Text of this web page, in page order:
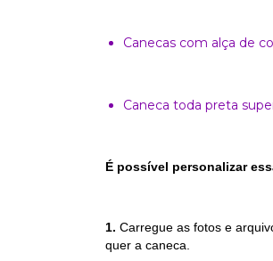
Canecas com alça de
Caneca toda preta
É possível personalizar
1. Carregue as fotos e
quer a caneca.